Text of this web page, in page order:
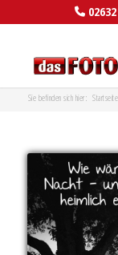
Sie befinden sich hier: Startseite